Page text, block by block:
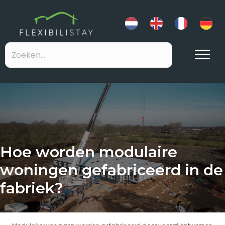
Hoe worden modulaire
woningen gefabriceerd in de
fabriek?